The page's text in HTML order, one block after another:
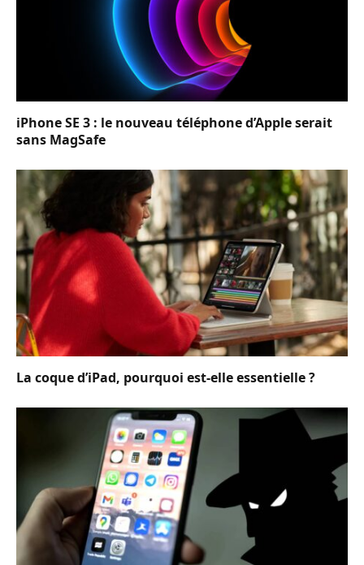
iPhone SE 3 : le nouveau téléphone d’Apple serait
sans MagSafe
La coque d’iPad, pourquoi est-elle essentielle ?